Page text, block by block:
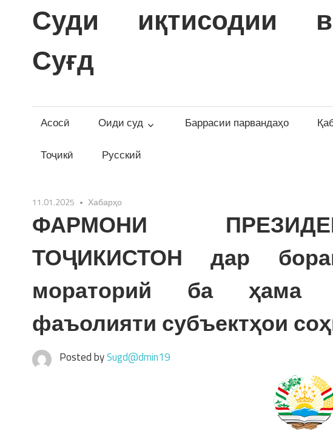
to
content
Суди иқтисодии
Суғд
Асосӣ Оиди суд Баррасии парвандаҳо
Тоҷикӣ Русский
11.01.2025 Хабарҳо
ФАРМОНИ
ТОҶИКИСТОН дар
мораторий ба ҳама
фаъолияти субъектҳои
Posted bySugd@dmin19